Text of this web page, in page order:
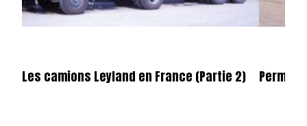
Les camions Leyland en France (Partie 2) Permier